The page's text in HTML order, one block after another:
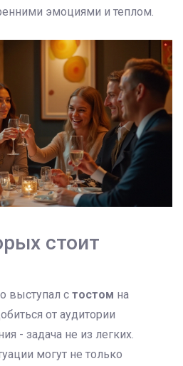
эмоциями и теплом.
стоит
выступал с тостом на
от аудитории
- задача не из легких.
могут не только